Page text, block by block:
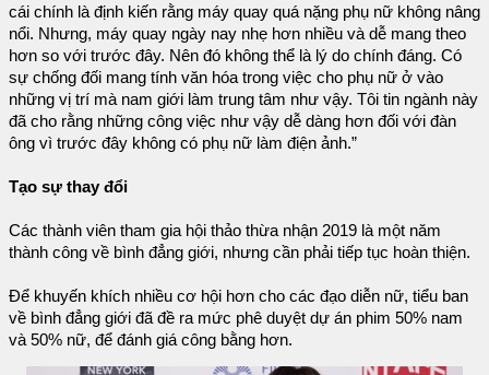
cái chính là định kiến rằng máy quay quá nặng phụ nữ không nâng
nổi. Nhưng, máy quay ngày nay nhẹ hơn nhiều và dễ mang theo
hơn so với trước đây. Nên đó không thể là lý do chính đáng. Có
sự chống đối mang tính văn hóa trong việc cho phụ nữ ở vào
những vị trí mà nam giới làm trung tâm như vậy. Tôi tin ngành này
đã cho rằng những công việc như vậy dễ dàng hơn đối với đàn
ông vì trước đây không có phụ nữ làm điện ảnh.”
Tạo sự thay đổi
Các thành viên tham gia hội thảo thừa nhận 2019 là một năm
thành công về bình đẳng giới, nhưng cần phải tiếp tục hoàn thiện.
Để khuyến khích nhiều cơ hội hơn cho các đạo diễn nữ, tiểu ban
về bình đẳng giới đã đề ra mức phê duyệt dự án phim 50% nam
và 50% nữ, để đánh giá công bằng hơn.